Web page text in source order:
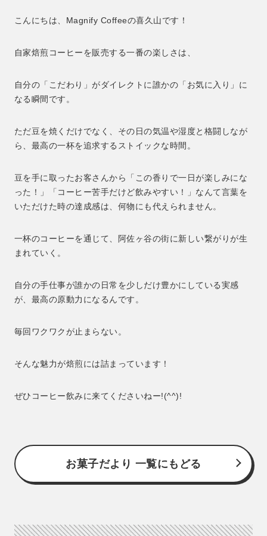
こんにちは、Magnify Coffeeの喜久山です！
自家焙煎コーヒーを販売する一番の楽しさは、
自分の「こだわり」がダイレクトに誰かの「お気に入り」に
なる瞬間です。
ただ豆を焼くだけでなく、その日の気温や湿度と格闘しなが
ら、最高の一杯を追求するストイックな時間。
豆を手に取ったお客さんから「この香りで一日が楽しみにな
った！」「コーヒー苦手だけど飲みやすい！」なんて言葉を
いただけた時の達成感は、何物にも代えられません。
一杯のコーヒーを通じて、阿佐ヶ谷の街に新しい繋がりが生
まれていく。
自分の手仕事が誰かの日常を少しだけ豊かにしている実感
が、最高の原動力になるんです。
毎回ワクワクが止まらない。
そんな魅力が焙煎には詰まっています！
ぜひコーヒー飲みに来てくださいねー!(^^)!
お菓子だより 一覧にもどる